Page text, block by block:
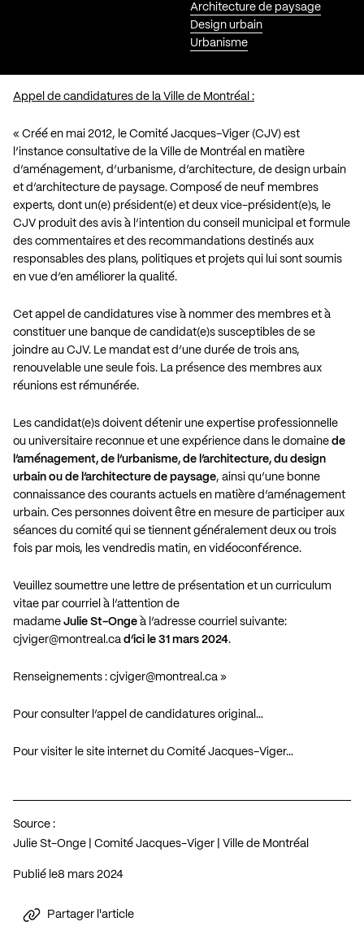
Architecture de paysage
Design urbain
Urbanisme
Appel de candidatures de la Ville de Montréal :
« Créé en mai 2012, le Comité Jacques-Viger (CJV) est
l’instance consultative de la Ville de Montréal en matière
d’aménagement, d’urbanisme, d’architecture, de design urbain
et d’architecture de paysage. Composé de neuf membres
experts, dont un(e) président(e) et deux vice-président(e)s, le
CJV produit des avis à l’intention du conseil municipal et formule
des commentaires et des recommandations destinés aux
responsables des plans, politiques et projets qui lui sont soumis
en vue d’en améliorer la qualité.
Cet appel de candidatures vise à nommer des membres et à
constituer une banque de candidat(e)s susceptibles de se
joindre au CJV. Le mandat est d’une durée de trois ans,
renouvelable une seule fois. La présence des membres aux
réunions est rémunérée.
Les candidat(e)s doivent détenir une expertise professionnelle
ou universitaire reconnue et une expérience dans le domaine de
l’aménagement, de l’urbanisme, de l’architecture, du design
urbain ou de l’architecture de paysage, ainsi qu’une bonne
connaissance des courants actuels en matière d’aménagement
urbain. Ces personnes doivent être en mesure de participer aux
séances du comité qui se tiennent généralement deux ou trois
fois par mois, les vendredis matin, en vidéoconférence.
Veuillez soumettre une lettre de présentation et un curriculum
vitae par courriel à l’attention de
madame Julie St-Onge à l’adresse courriel suivante:
cjviger@montreal.ca d’ici le 31 mars 2024.
Renseignements : cjviger@montreal.ca »
Pour consulter l’appel de candidatures original…
Pour visiter le site internet du Comité Jacques-Viger…
Source :
Julie St-Onge | Comité Jacques-Viger | Ville de Montréal
Publié le 8 mars 2024
Partager l'article